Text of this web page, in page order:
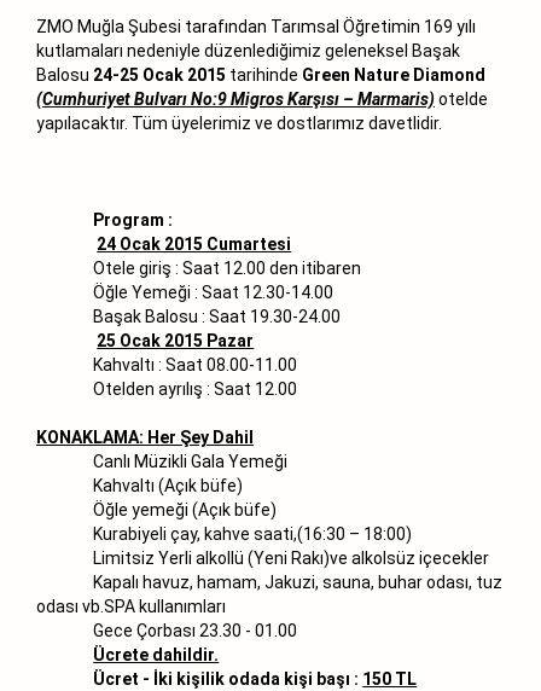
ZMO Muğla Şubesi tarafından Tarımsal Öğretimin 169 yılı
kutlamaları nedeniyle düzenlediğimiz geleneksel Başak
Balosu 24-25 Ocak 2015 tarihinde Green Nature Diamond
(Cumhuriyet Bulvarı No:9 Migros Karşısı – Marmaris) otelde
yapılacaktır. Tüm üyelerimiz ve dostlarımız davetlidir.
Program :
24 Ocak 2015 Cumartesi
Otele giriş : Saat 12.00 den itibaren
Öğle Yemeği : Saat 12.30-14.00
Başak Balosu : Saat 19.30-24.00
25 Ocak 2015 Pazar
Kahvaltı : Saat 08.00-11.00
Otelden ayrılış : Saat 12.00
KONAKLAMA: Her Şey Dahil
Canlı Müzikli Gala Yemeği
Kahvaltı (Açık büfe)
Öğle yemeği (Açık büfe)
Kurabiyeli çay, kahve saati,(16:30 – 18:00)
Limitsiz Yerli alkollü (Yeni Rakı)ve alkolsüz içecekler
Kapalı havuz, hamam, Jakuzi, sauna, buhar odası, tuz
odası vb.SPA kullanımları
Gece Çorbası 23.30 - 01.00
Ücrete dahildir.
Ücret - İki kişilik odada kişi başı : 150 TL